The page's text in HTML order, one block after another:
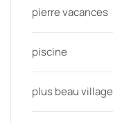
pierre vacances
piscine
plus beau village